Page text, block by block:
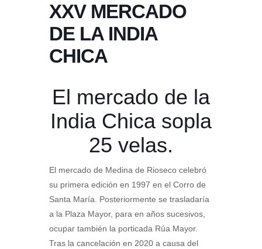
XXV MERCADO
DE LA INDIA
CHICA
El mercado de la
India Chica sopla
25 velas.
El mercado de Medina de Rioseco celebró
su primera edición en 1997 en el Corro de
Santa María. Posteriormente se trasladaría
a la Plaza Mayor, para en años sucesivos,
ocupar también la porticada Rúa Mayor.
Tras la cancelación en 2020 a causa del